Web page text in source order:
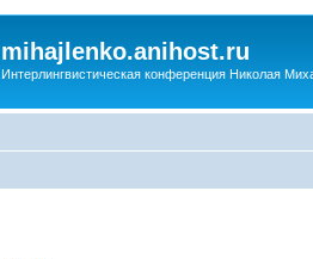
mihajlenko.anihost.ru
Интерлингвистическая конференция Николая